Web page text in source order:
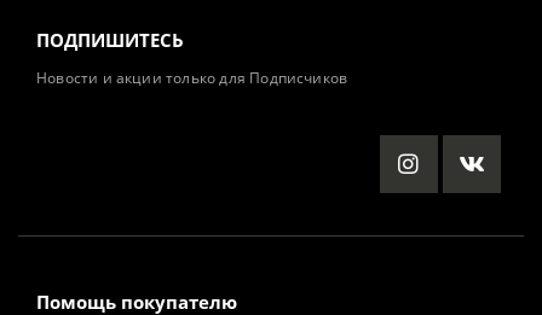
ПОДПИШИТЕСЬ
Новости и акции только для Подписчиков
Помощь покупателю